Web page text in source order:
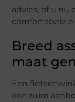
advies, of u nu
comfortabele
Breed
maat
Een
een ruim